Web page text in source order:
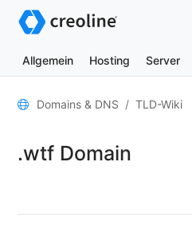
Allgemein Hosting Server
Allgemein
Kontakte
Domains & DNS TLD-Wiki
.wtf Domain